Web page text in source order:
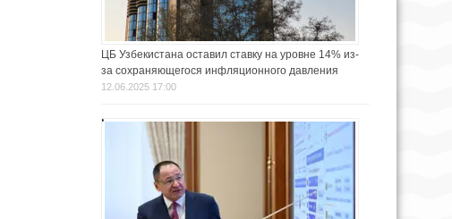
ЦБ Узбекистана оставил ставку на уровне 14% из-
за сохраняющегося инфляционного давления
12.06.2025 17:00